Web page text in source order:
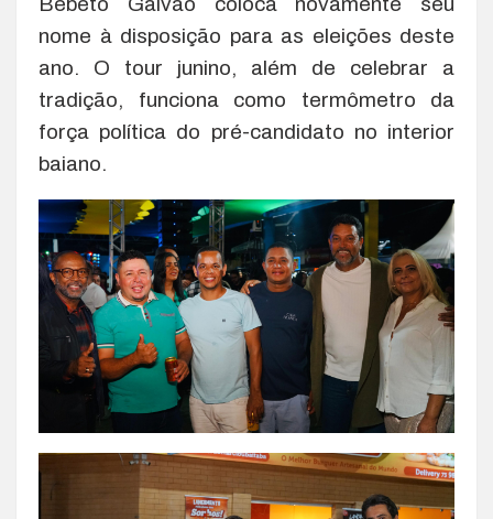
nome à disposição para as eleições deste
ano. O tour junino, além de celebrar a
tradição, funciona como termômetro da
força política do pré-candidato no interior
baiano.